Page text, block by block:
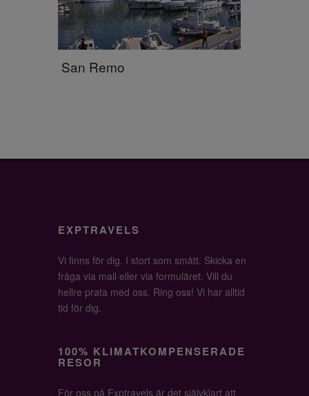
San Remo
EXPTRAVELS
Vi finns för dig. I stort som smått. Skicka en
fråga via mail eller via formuläret. Vill du
hellre prata med oss. Ring oss! Vi har alltid
tid för dig.
100% KLIMATKOMPENSERADE
RESOR
För oss på Exptravels är det självklart att